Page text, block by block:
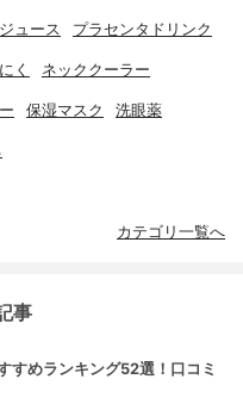
ュース プラセンタドリンク
く ネッククーラー
保湿マスク 洗眼薬
カテゴリ一覧へ
事
すめランキング52選！口コミ